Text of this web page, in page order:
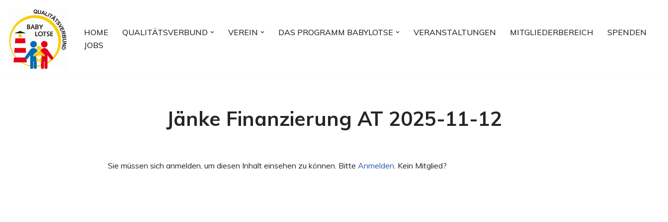
Zum
Inhalt
springen
HOME QUALITÄTSVERBUND VEREIN DAS PROGRAMM BABYLOTSE VERANSTALTUNGEN MITGLIEDERBEREICH
SPENDEN
JOBS
Jänke Finanzierung AT 2025-11-12
Sie müssen sich anmelden, um diesen Inhalt einsehen zu können. Bitte Anmelden . Kein Mitglied?